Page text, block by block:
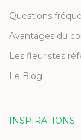
Questions
Avantages du
Les fleuristes
Le Blog
INSPIRATIONS